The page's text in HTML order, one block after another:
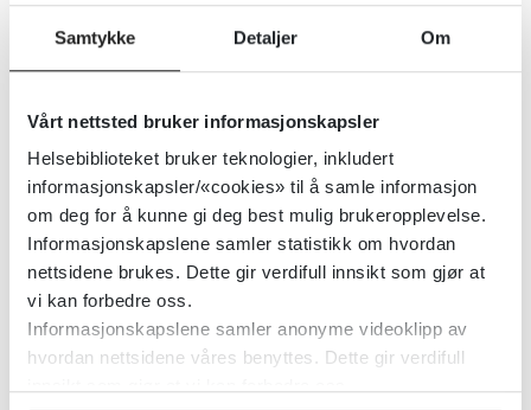
Samtykke Detaljer Om
Vårt nettsted bruker informasjonskapsler
Helsebiblioteket bruker teknologier, inkludert
informasjonskapsler/«cookies» til å samle informasjon
om deg for å kunne gi deg best mulig brukeropplevelse.
Informasjonskapslene samler statistikk om hvordan
nettsidene brukes. Dette gir verdifull innsikt som gjør at
vi kan forbedre oss.
Informasjonskapslene samler anonyme videoklipp av
hvordan nettsidene våres benyttes. Dette gir verdifull
Kiddie-SADS-PL DSM-5
og traumelidelser
Norges teknisk-naturvitenskaplige universitet (NTNU)
Detaljer
Kiddie-SADS-PL DSM-5 Screening
Norges teknisk-naturvitenskaplige universitet (NTNU)